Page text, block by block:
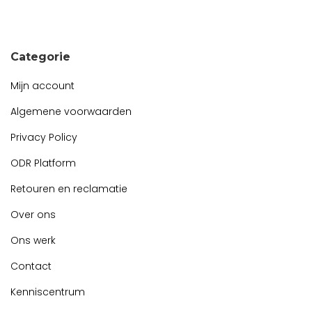
Categorie
Mijn account
Algemene voorwaarden
Privacy Policy
ODR Platform
Retouren en reclamatie
Over ons
Ons werk
Contact
Kenniscentrum